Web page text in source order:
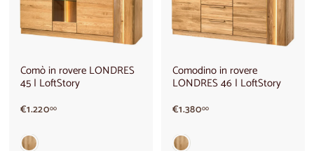
Comò in rovere LONDRES
45 | LoftStory
€1.22000€
Comodino in rovere
LONDRES 46 | LoftStory
€1.38000€